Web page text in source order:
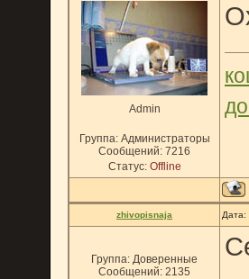
Admin
Группа: Администраторы
Сообщений: 7216
Статус: Offline
zhivopisnaja
Группа: Доверенные
Сообщений: 2135